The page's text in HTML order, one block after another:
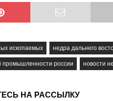
ископаемых недра дальнего
промышленности россии новости
НА РАССЫЛКУ